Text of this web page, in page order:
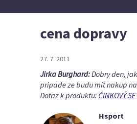
cena dopravy
27. 7. 2011
Jirka Burghard:Dobry den,
pripade ze budu mit nakup
Dotaz k produktu: ČINKOVÝ
Hsport